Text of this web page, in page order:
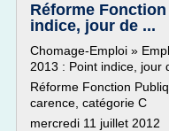
Réforme
indice, jour de ...
Chomage-Emploi »
2013 : Point indice, jour
Réforme Fonction
carence, catégorie C
mercredi 11 juillet 2012